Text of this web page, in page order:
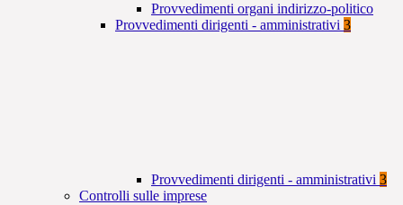
Provvedimenti organi indirizzo-politico
Provvedimenti dirigenti - amministrativi 3
Provvedimenti dirigenti - amministrativi 3
Controlli sulle imprese